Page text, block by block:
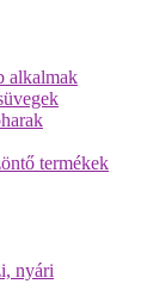
alkalmak
termékek
nyári